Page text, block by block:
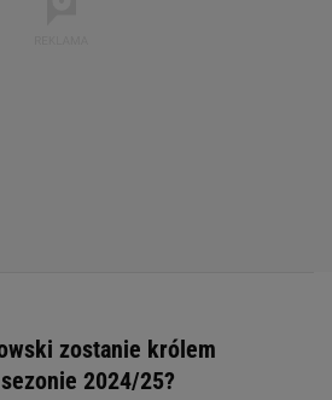
zostanie królem
2024/25?